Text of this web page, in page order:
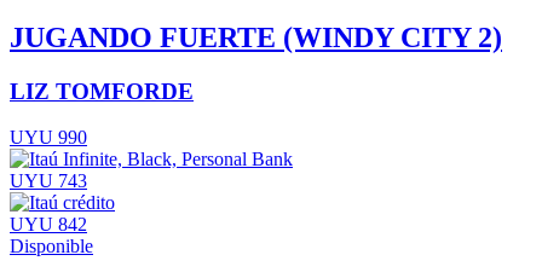
JUGANDO FUERTE (WINDY CITY 2)
LIZ TOMFORDE
UYU 990
UYU 743
UYU 842
Disponible